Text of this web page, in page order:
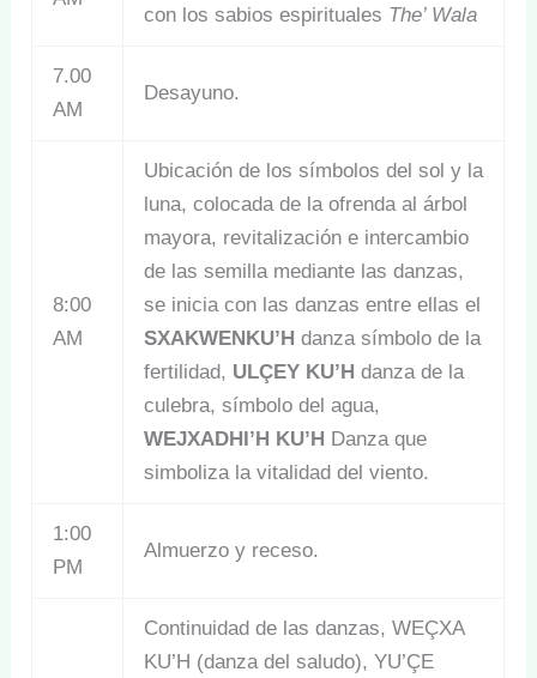
con los sabios espirituales The’ Wala
7.00
AM
Desayuno.
8:00
AM
Ubicación de los símbolos del sol y la
luna, colocada de la ofrenda al árbol
mayora, revitalización e intercambio
de las semilla mediante las danzas,
se inicia con las danzas entre ellas el
SXAKWENKU’H danza símbolo de la
fertilidad, ULÇEY KU’H danza de la
culebra, símbolo del agua,
WEJXADHI’H KU’H Danza que
simboliza la vitalidad del viento.
1:00
PM
Almuerzo y receso.
Continuidad de las danzas, WEÇXA
KU’H (danza del saludo), YU’ÇE